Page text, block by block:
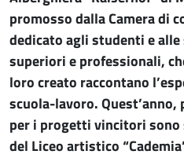
promosso dalla Camera di
dedicato agli studenti e
superiori e professionali,
loro creato raccontano
scuola-lavoro.
per i progetti vincitori
del Liceo artistico